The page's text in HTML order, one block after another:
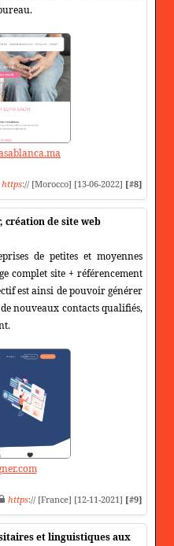
https:// [Morocco] [13-06-2022] [#8]
création de site web
de petites et moyennes
complet site + référencement
est ainsi de pouvoir générer
nouveaux contacts qualifiés,
https:// [France] [12-11-2021] [#9]
et linguistiques aux